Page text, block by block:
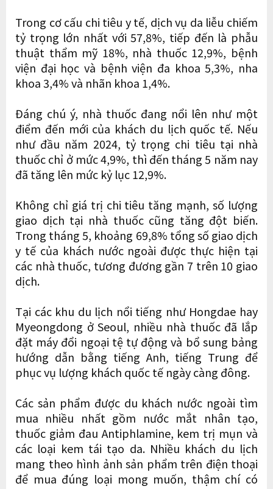
Trong cơ cấu chi tiêu y tế, dịch vụ da liễu chiếm
tỷ trọng lớn nhất với 57,8%, tiếp đến là phẫu
thuật thẩm mỹ 18%, nhà thuốc 12,9%, bệnh
viện đại học và bệnh viện đa khoa 5,3%, nha
khoa 3,4% và nhãn khoa 1,4%.
Đáng chú ý, nhà thuốc đang nổi lên như một
điểm đến mới của khách du lịch quốc tế. Nếu
như đầu năm 2024, tỷ trọng chi tiêu tại nhà
thuốc chỉ ở mức 4,9%, thì đến tháng 5 năm nay
đã tăng lên mức kỷ lục 12,9%.
Không chỉ giá trị chi tiêu tăng mạnh, số lượng
giao dịch tại nhà thuốc cũng tăng đột biến.
Trong tháng 5, khoảng 69,8% tổng số giao dịch
y tế của khách nước ngoài được thực hiện tại
các nhà thuốc, tương đương gần 7 trên 10 giao
dịch.
Tại các khu du lịch nổi tiếng như Hongdae hay
Myeongdong ở Seoul, nhiều nhà thuốc đã lắp
đặt máy đổi ngoại tệ tự động và bổ sung bảng
hướng dẫn bằng tiếng Anh, tiếng Trung để
phục vụ lượng khách quốc tế ngày càng đông.
Các sản phẩm được du khách nước ngoài tìm
mua nhiều nhất gồm nước mắt nhân tạo,
thuốc giảm đau Antiphlamine, kem trị mụn và
các loại kem tái tạo da. Nhiều khách du lịch
mang theo hình ảnh sản phẩm trên điện thoại
để mua đúng loại mong muốn, thậm chí có